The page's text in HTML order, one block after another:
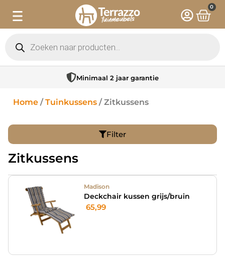
0
Sfeervolle showroom in Hattem
Home / Tuinkussens / Zitkussens
Filter
Zitkussens
Madison
Deckchair kussen grijs/bruin
65,99